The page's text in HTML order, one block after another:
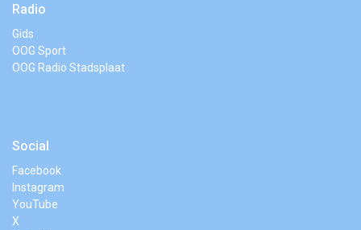
Radio
Gids
OOG Sport
OOG Radio Stadsplaat
Social
Facebook
Instagram
YouTube
X